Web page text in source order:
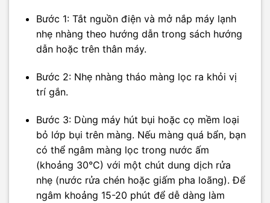
Bước 1: Tắt nguồn điện và mở nắp máy lạnh
nhẹ nhàng theo hướng dẫn trong sách hướng
dẫn hoặc trên thân máy.
Bước 2: Nhẹ nhàng tháo màng lọc ra khỏi vị
trí gắn.
Bước 3: Dùng máy hút bụi hoặc cọ mềm loại
bỏ lớp bụi trên màng. Nếu màng quá bẩn, bạn
có thể ngâm màng lọc trong nước ấm
(khoảng 30°C) với một chút dung dịch rửa
nhẹ (nước rửa chén hoặc giấm pha loãng). Để
ngâm khoảng 15-20 phút để dễ dàng làm